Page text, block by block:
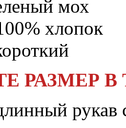
мох
хлопок
РАЗМЕР В
рукав